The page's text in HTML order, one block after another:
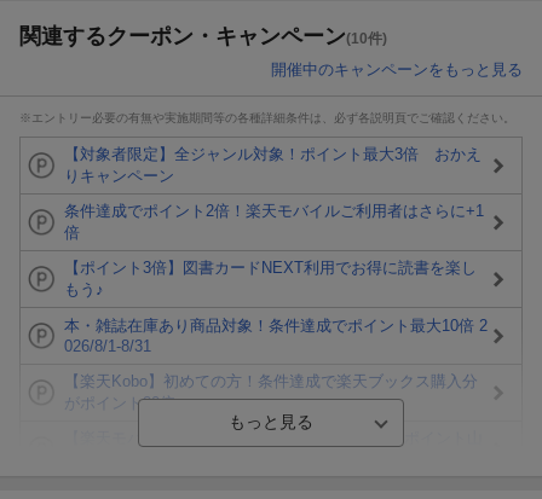
関連するクーポン・キャンペーン(10件)
開催中のキャンペーンをもっと見る
※エントリー必要の有無や実施期間等の各種詳細条件は、必ず各説明頁でご確認ください。
【対象者限定】全ジャンル対象！ポイント最大3倍 おかえ
りキャンペーン
条件達成でポイント2倍！楽天モバイルご利用者はさらに+1
倍
【ポイント3倍】図書カードNEXT利用でお得に読書を楽し
もう♪
本・雑誌在庫あり商品対象！条件達成でポイント最大10倍 2
026/8/1-8/31
【楽天Kobo】初めての方！条件達成で楽天ブックス購入分
がポイント20倍